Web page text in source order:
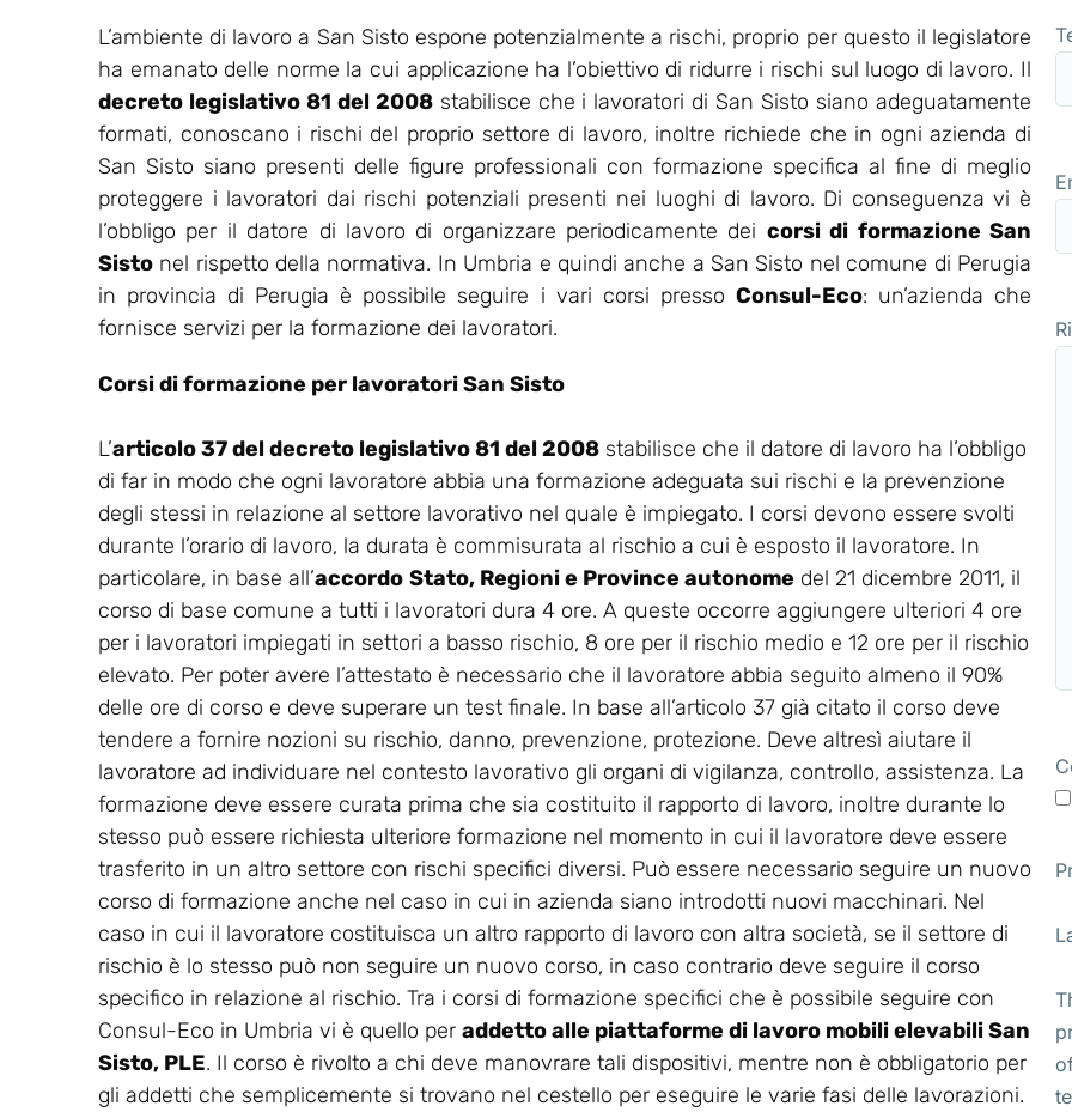
L’ambiente di lavoro a San Sisto espone potenzialmente a rischi, proprio per questo il legislatore
ha emanato delle norme la cui applicazione ha l’obiettivo di ridurre i rischi sul luogo di lavoro. Il
decreto legislativo 81 del 2008stabilisce che i lavoratori di San Sisto siano adeguatamente
formati, conoscano i rischi del proprio settore di lavoro, inoltre richiede che in ogni azienda di
San Sisto siano presenti delle figure professionali con formazione specifica al fine di meglio
proteggere i lavoratori dai rischi potenziali presenti nei luoghi di lavoro. Di conseguenza vi è
l’obbligo per il datore di lavoro di organizzare periodicamente dei corsi di formazione San
Sisto nel rispetto della normativa. In Umbria e quindi anche a San Sisto nel comune di Perugia
in provincia di Perugia è possibile seguire i vari corsi presso Consul-Eco: un’azienda che
fornisce servizi per la formazione dei lavoratori.
Corsi di formazione per lavoratori San Sisto
L’articolo 37 del decreto legislativo 81 del 2008 stabilisce che il datore di lavoro ha l’obbligo
di far in modo che ogni lavoratore abbia una formazione adeguata sui rischi e la prevenzione
degli stessi in relazione al settore lavorativo nel quale è impiegato. I corsi devono essere svolti
durante l’orario di lavoro, la durata è commisurata al rischio a cui è esposto il lavoratore. In
particolare, in base all’accordo Stato, Regioni e Province autonome del 21 dicembre 2011, il
corso di base comune a tutti i lavoratori dura 4 ore. A queste occorre aggiungere ulteriori 4 ore
per i lavoratori impiegati in settori a basso rischio, 8 ore per il rischio medio e 12 ore per il rischio
elevato. Per poter avere l’attestato è necessario che il lavoratore abbia seguito almeno il 90%
delle ore di corso e deve superare un test finale. In base all’articolo 37 già citato il corso deve
tendere a fornire nozioni su rischio, danno, prevenzione, protezione. Deve altresì aiutare il
lavoratore ad individuare nel contesto lavorativo gli organi di vigilanza, controllo, assistenza. La
formazione deve essere curata prima che sia costituito il rapporto di lavoro, inoltre durante lo
stesso può essere richiesta ulteriore formazione nel momento in cui il lavoratore deve essere
trasferito in un altro settore con rischi specifici diversi. Può essere necessario seguire un nuovo
corso di formazione anche nel caso in cui in azienda siano introdotti nuovi macchinari. Nel
caso in cui il lavoratore costituisca un altro rapporto di lavoro con altra società, se il settore di
rischio è lo stesso può non seguire un nuovo corso, in caso contrario deve seguire il corso
specifico in relazione al rischio. Tra i corsi di formazione specifici che è possibile seguire con
Consul-Eco in Umbria vi è quello per addetto alle piattaforme di lavoro mobili elevabili San
Sisto, PLE. Il corso è rivolto a chi deve manovrare tali dispositivi, mentre non è obbligatorio per
gli addetti che semplicemente si trovano nel cestello per eseguire le varie fasi delle lavorazioni.